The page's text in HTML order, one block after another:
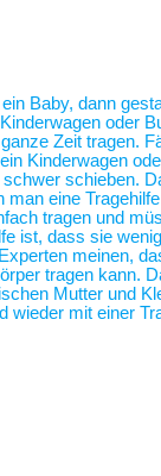
Baby, dann
oder
Zeit tragen.
Kinderwagen
schieben.
eine
tragen und
ist, dass sie
meinen,
tragen kann.
Mutter und
wieder mit einer